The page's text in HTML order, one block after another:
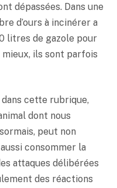
dépassées. Dans une
d’ours à incinérer a
litres de gazole pour
mieux, ils sont parfois
cette rubrique,
dont nous
peut non
consommer la
attaques délibérées
des réactions